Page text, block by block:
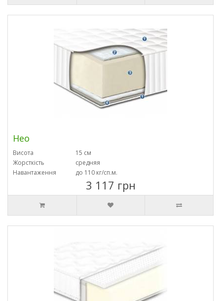
Нео
Висота
15 см
Жорсткість
средняя
Навантаження
до 110 кг/сп.м.
3 117 грн